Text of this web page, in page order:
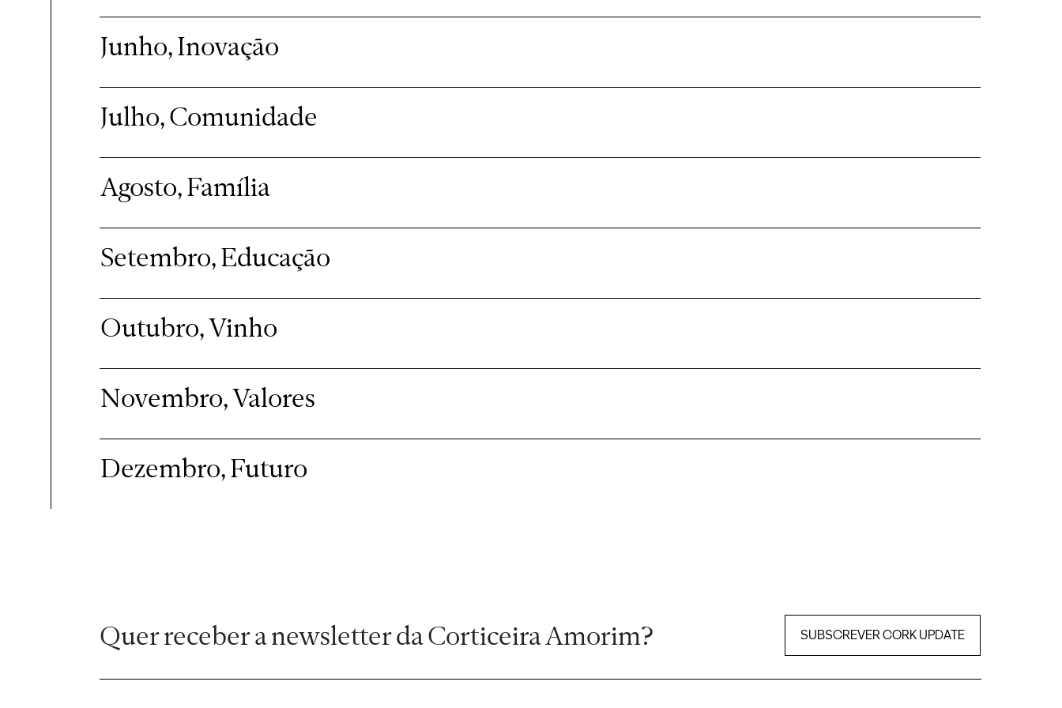
Junho, Inovação
Julho, Comunidade
Agosto, Família
Setembro, Educação
Outubro, Vinho
Novembro, Valores
Dezembro, Futuro
Quer receber a newsletter da Corticeira Amorim? SUBSCREVER CORK UPDATE